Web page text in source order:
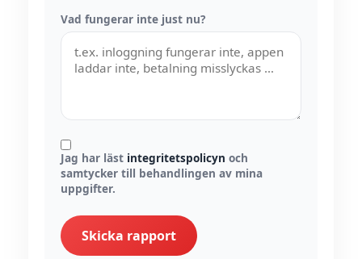
Vad fungerar inte just nu?
Jag har läst integritetspolicyn och
samtycker till behandlingen av mina
uppgifter.
Skicka rapport